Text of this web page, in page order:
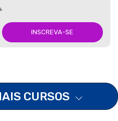
INSCREVA-SE
CURSOS